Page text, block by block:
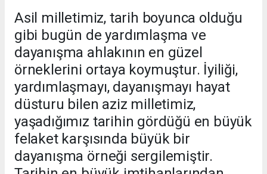
Asil milletimiz, tarih boyunca olduğu
gibi bugün de yardımlaşma ve
dayanışma ahlakının en güzel
örneklerini ortaya koymuştur. İyiliği,
yardımlaşmayı, dayanışmayı hayat
düsturu bilen aziz milletimiz,
yaşadığımız tarihin gördüğü en büyük
felaket karşısında büyük bir
dayanışma örneği sergilemiştir.